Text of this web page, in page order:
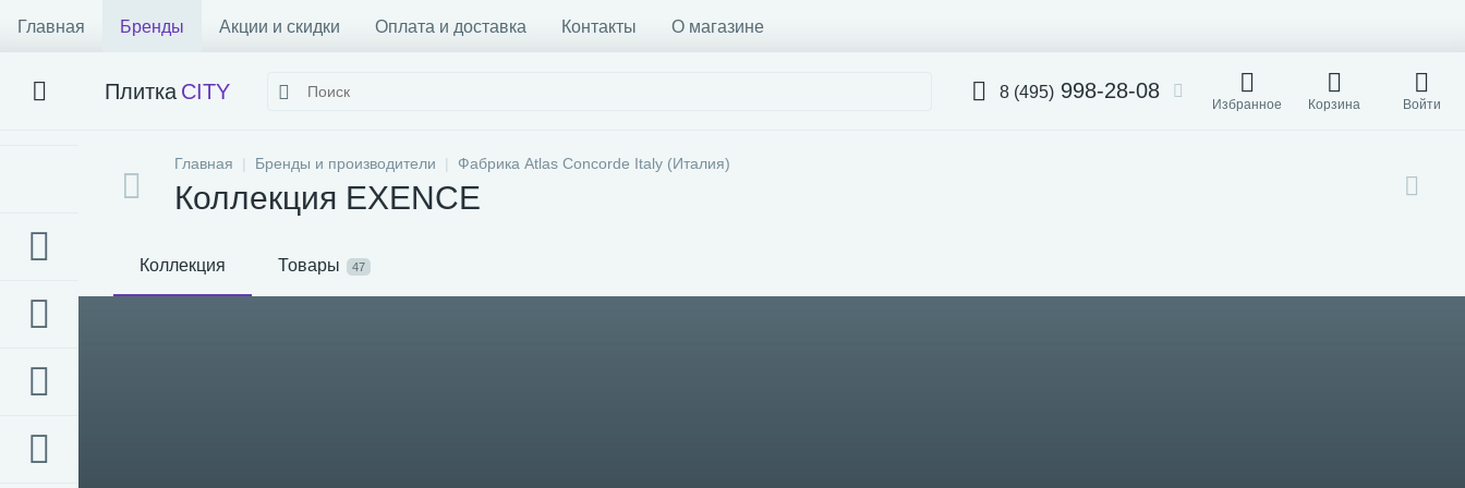
Главная Бренды Акции и скидки Оплата и доставка Контакты О магазине
Плитка CITY 8 (495) 998-28-08
Избранное Корзина Войти
Главная Бренды и производители Фабрика Atlas Concorde Italy (Италия)
Коллекция EXENCE
Коллекция Товары 47